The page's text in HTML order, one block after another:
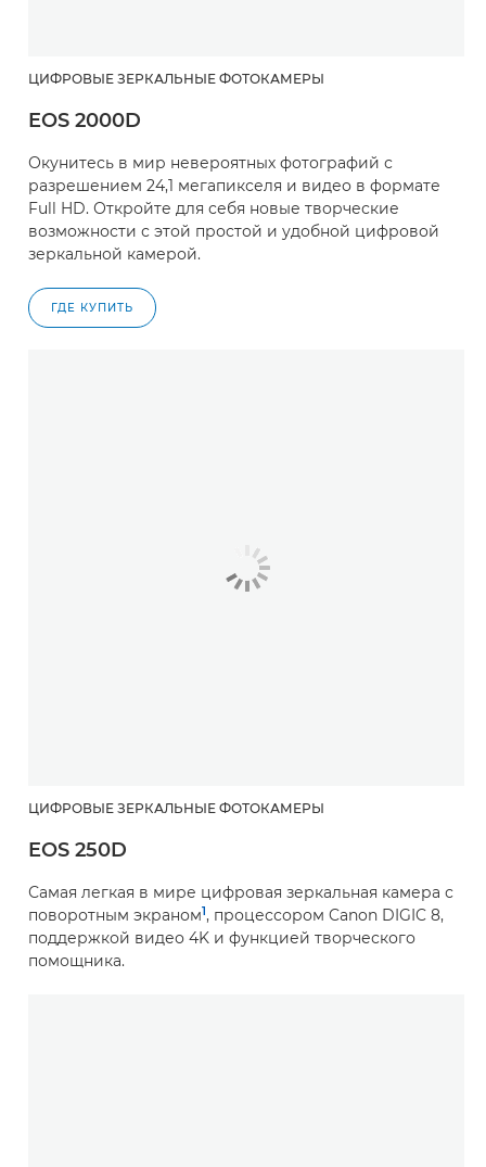
ЦИФРОВЫЕ ЗЕРКАЛЬНЫЕ ФОТОКАМЕРЫ
EOS 2000D
Окунитесь в мир невероятных фотографий с
разрешением 24,1 мегапикселя и видео в формате
Full HD. Откройте для себя новые творческие
возможности с этой простой и удобной цифровой
зеркальной камерой.
ГДЕ КУПИТЬ
ЦИФРОВЫЕ ЗЕРКАЛЬНЫЕ ФОТОКАМЕРЫ
EOS 250D
Самая легкая в мире цифровая зеркальная камера с
поворотным экраном1, процессором Canon DIGIC 8,
поддержкой видео 4K и функцией творческого
помощника.